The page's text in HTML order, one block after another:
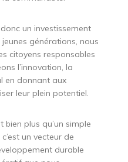
un investissement
générations, nous
citoyens responsables
l’innovation, la
en donnant aux
leur plein potentiel.
bien plus qu’un simple
un vecteur de
durable